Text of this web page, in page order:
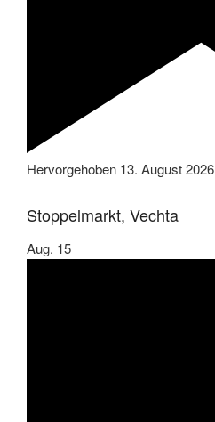
Hervorgehoben 13. August 2026
Stoppelmarkt, Vechta
Aug. 15